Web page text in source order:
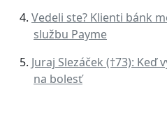
Vedeli ste? Klienti bánk
službu Payme
Juraj Slezáček (†73): Keď
na bolesť